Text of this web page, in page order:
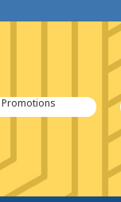
Promotions